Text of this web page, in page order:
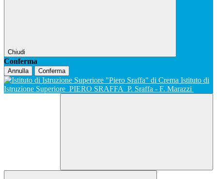
Chiudi
Conferma
Annulla Conferma
Istituto di
Istruzione Superiore PIERO SRAFFA P. Sraffa - F. Marazzi